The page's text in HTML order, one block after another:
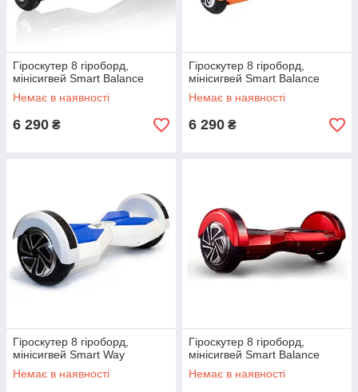
Гіроскутер 8 гіроборд,
мінісигвей Smart Balance
Немає в наявності
6 290 ₴
Гіроскутер 8 гіроборд,
мінісигвей Smart Balance
Немає в наявності
6 290 ₴
Гіроскутер 8 гіроборд,
мінісигвей Smart Way
Немає в наявності
Гіроскутер 8 гіроборд,
мінісигвей Smart Balance
Немає в наявності